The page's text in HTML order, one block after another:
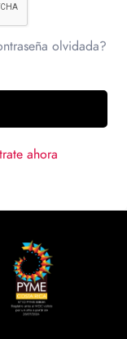
olvidada?
ahora